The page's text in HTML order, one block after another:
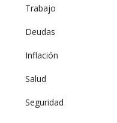
Trabajo
Deudas
Inflación
Salud
Seguridad